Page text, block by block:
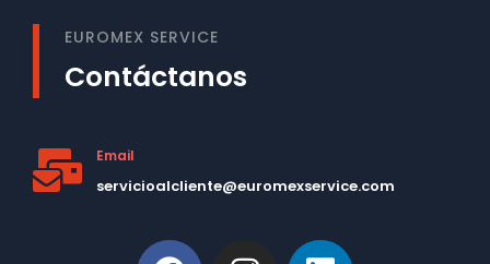
EUROMEX SERVICE
Contáctanos
Email
servicioalcliente@euromexservice.com